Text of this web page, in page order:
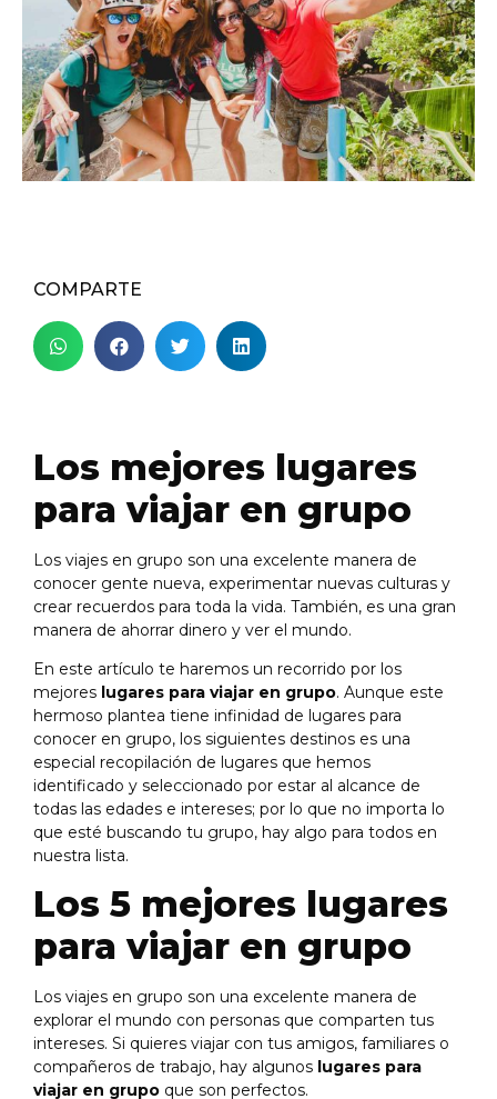
COMPARTE
Los mejores lugares
para viajar en grupo
Los viajes en grupo son una excelente manera de
conocer gente nueva, experimentar nuevas culturas y
crear recuerdos para toda la vida. También, es una gran
manera de ahorrar dinero y ver el mundo.
En este artículo te haremos un recorrido por los
mejores lugares para viajar en grupo. Aunque este
hermoso plantea tiene infinidad de lugares para
conocer en grupo, los siguientes destinos es una
especial recopilación de lugares que hemos
identificado y seleccionado por estar al alcance de
todas las edades e intereses; por lo que no importa lo
que esté buscando tu grupo, hay algo para todos en
nuestra lista.
Los 5 mejores lugares
para viajar en grupo
Los viajes en grupo son una excelente manera de
explorar el mundo con personas que comparten tus
intereses. Si quieres viajar con tus amigos, familiares o
compañeros de trabajo, hay algunos lugares para
viajar en grupo que son perfectos.